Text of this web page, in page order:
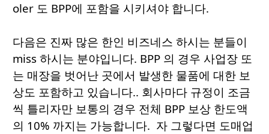
oler 도 BPP에 포함을 시키셔야 합니다.
다음은 진짜 많은 한인 비즈네스 하시는 분들이
miss 하시는 분야입니다. BPP 의 경우 사업장 또
는 매장을 벗어난 곳에서 발생한 물품에 대한 보
상도 포함하고 있습니다.. 회사마다 규정이 조금
씩 틀리자만 보통의 경우 전체 BPP 보상 한도액
의 10% 까지는 가능합니다. 자 그렇다면 도매업